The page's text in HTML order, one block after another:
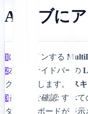
AIハブに
1 にログインする
2左側のサイドバーの
クリックします。
ス
3視覚的な確認: すべて
ダッシュボードが表示